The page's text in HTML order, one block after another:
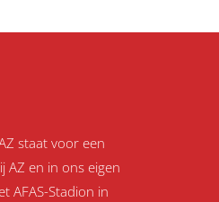
staat voor een
AZ en in ons eigen
AFAS-Stadion in